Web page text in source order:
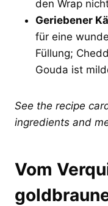
den Wrap
Geriebener
für eine
Füllung;
Gouda ist
See the recipe
ingredients and
Vom